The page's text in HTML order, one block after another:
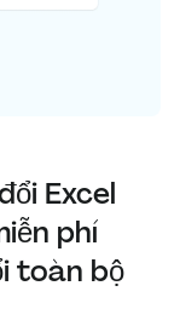
Excel
phí
toàn bộ